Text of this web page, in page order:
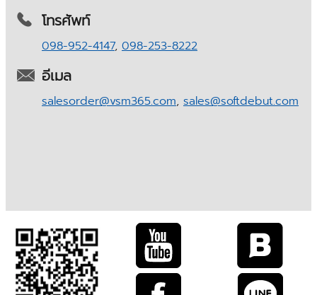
โทรศัพท์
098-952-4147, 098-253-8222
อีเมล
salesorder@vsm365.com, sales@softdebut.com